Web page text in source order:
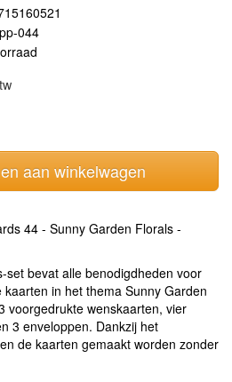
044
aan winkelwagen
44 - Sunny Garden Florals -
set bevat alle benodigdheden voor
in het thema Sunny Garden
voorgedrukte wenskaarten, vier
3 enveloppen. Dankzij het
de kaarten gemaakt worden zonder